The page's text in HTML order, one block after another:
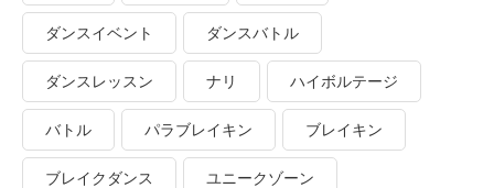
ダンスイベント ダンスバトル
ダンスレッスン ナリ ハイボルテージ
バトル パラブレイキン ブレイキン
ブレイクダンス ユニークゾーン